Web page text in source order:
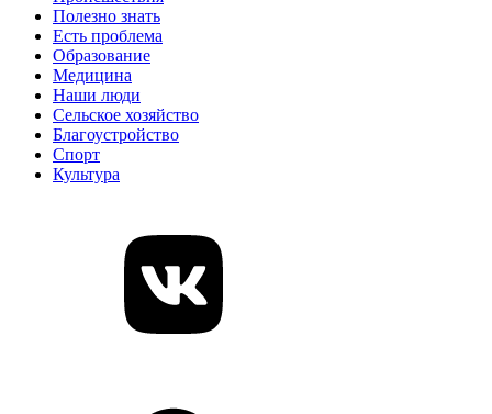
Полезно знать
Есть проблема
Образование
Медицина
Наши люди
Сельское хозяйство
Благоустройство
Спорт
Культура